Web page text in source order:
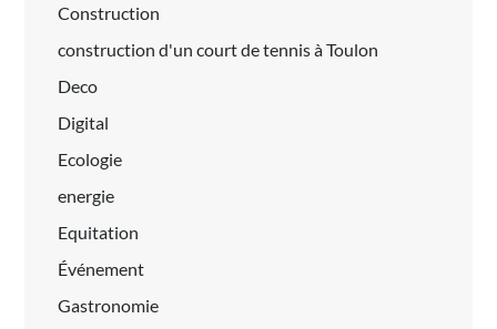
Construction
construction d'un court de tennis à Toulon
Deco
Digital
Ecologie
energie
Equitation
Événement
Gastronomie